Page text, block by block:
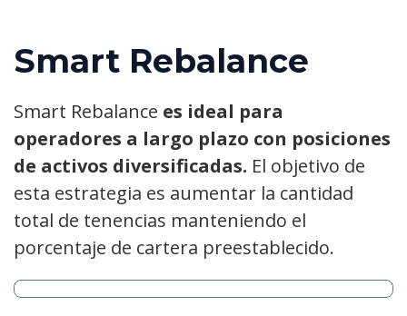
Smart Rebalance
Smart Rebalance es ideal para
operadores a largo plazo con posiciones
de activos diversificadas. El objetivo de
esta estrategia es aumentar la cantidad
total de tenencias manteniendo el
porcentaje de cartera preestablecido.